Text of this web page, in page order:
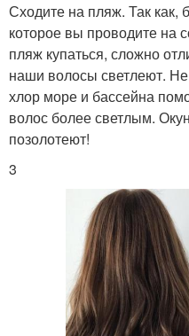
Сходите на пляж. Так как,
которое вы проводите на
пляж купаться, сложно
наши волосы светлеют. Не
хлор море и бассейна
волос более светлым.
позолотеют!
3